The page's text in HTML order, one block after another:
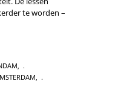
te worden –